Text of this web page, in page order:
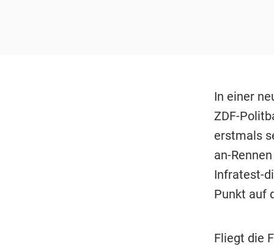
In einer
ZDF-
erstmals
an-
Infratest-
Punkt auf
Fliegt die